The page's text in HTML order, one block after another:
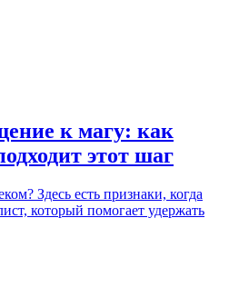
к магу: как
этот шаг
Здесь есть признаки, когда
который помогает удержать